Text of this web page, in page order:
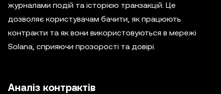
журналами подій та історією транзакцій. Це
дозволяє користувачам бачити, як працюють
контракти та як вони використовуються в мережі
Solana, сприяючи прозорості та довірі.
Аналіз контрактів